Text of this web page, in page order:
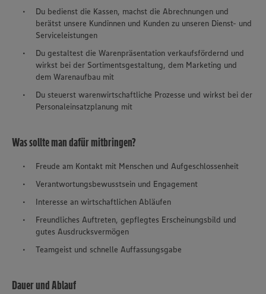
Du bedienst die Kassen, machst die Abrechnungen und
berätst unsere Kundinnen und Kunden zu unseren Dienst- und
Serviceleistungen
Du gestaltest die Warenpräsentation verkaufsfördernd und
wirkst bei der Sortimentsgestaltung, dem Marketing und
dem Warenaufbau mit
Du steuerst warenwirtschaftliche Prozesse und wirkst bei der
Personaleinsatzplanung mit
Was sollte man dafür mitbringen?
Freude am Kontakt mit Menschen und Aufgeschlossenheit
Verantwortungsbewusstsein und Engagement
Interesse an wirtschaftlichen Abläufen
Freundliches Auftreten, gepflegtes Erscheinungsbild und
gutes Ausdrucksvermögen
Teamgeist und schnelle Auffassungsgabe
Dauer und Ablauf